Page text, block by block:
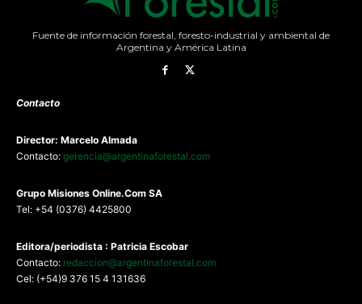
Fuente de información forestal, foresto-industrial y ambiental de
Argentina y América Latina
Contacto
Director: Marcelo Almada
Contacto: gerencia@argentinaforestal.com
Grupo Misiones Online.Com SA
Tel: +54 (0376) 4425800
Editora/periodista : Patricia Escobar
Contacto: redaccion@argentinaforestal.com
Cel: (+54)9 376 15 4 131636